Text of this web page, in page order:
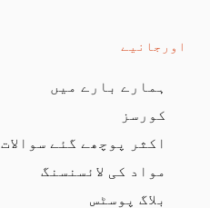
اورجانیے
ہمارے بارے میں
کورسز
اکثر پوچھے گئے سوالات
مواد کی لائسنسنگ
بلاگ پوسٹس